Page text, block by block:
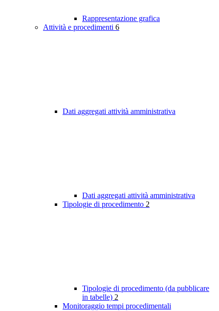
Rappresentazione grafica
Attività e procedimenti 6
Dati aggregati attività amministrativa
Dati aggregati attività amministrativa
Tipologie di procedimento 2
Tipologie di procedimento (da pubblicare
in tabelle) 2
Monitoraggio tempi procedimentali